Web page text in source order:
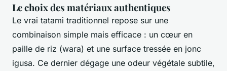
Le choix des matériaux authentiques
Le vrai tatami traditionnel repose sur une
combinaison simple mais efficace : un cœur en
paille de riz (wara) et une surface tressée en jonc
igusa. Ce dernier dégage une odeur végétale subtile,